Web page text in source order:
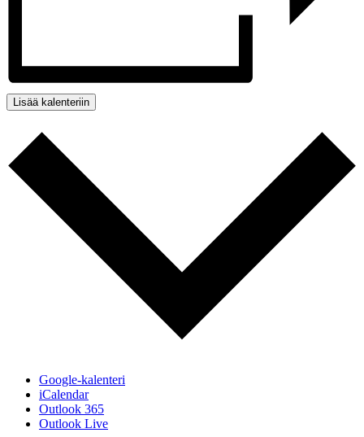
Lisää kalenteriin
Google-kalenteri
iCalendar
Outlook 365
Outlook Live